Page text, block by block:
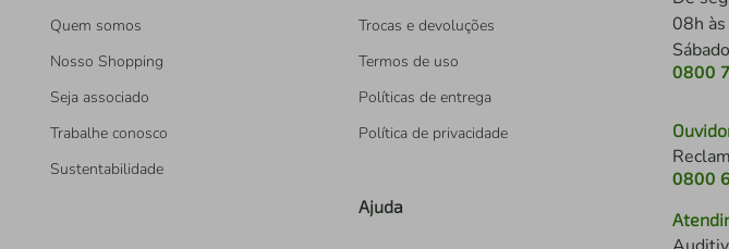
Quem somos
Nosso Shopping
Seja associado
Trabalhe conosco
Sustentabilidade
Trocas e devoluções
Termos de uso
Políticas de entrega
Política de privacidade
Ajuda
08h
0800
0800